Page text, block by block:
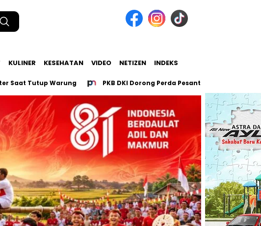
KULINER KESEHATAN VIDEO NETIZEN INDEKS
Warung PKB DKI Dorong Perda Pesantren untuk 107 Pesantren